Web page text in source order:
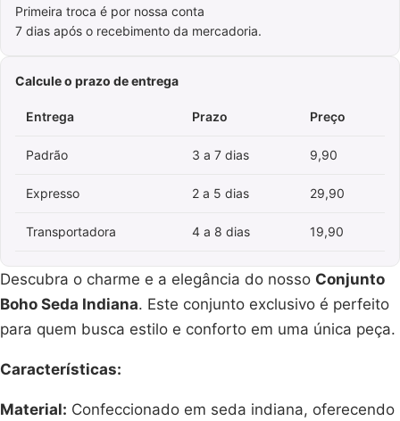
Primeira troca é por nossa conta
7 dias após o recebimento da mercadoria.
Calcule o prazo de entrega
Entrega Prazo Preço
Padrão 3 a 7 dias 9,90
Expresso 2 a 5 dias 29,90
Transportadora 4 a 8 dias 19,90
Descubra o charme e a elegância do nosso Conjunto
Boho Seda Indiana. Este conjunto exclusivo é perfeito
para quem busca estilo e conforto em uma única peça.
Características:
Material: Confeccionado em seda indiana, oferecendo